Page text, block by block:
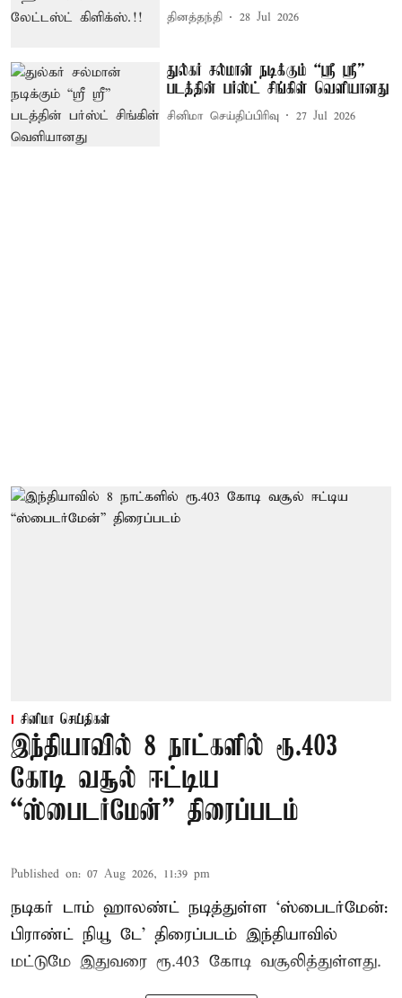
தினத்தந்தி 28 Jul 2026
துல்கர் சல்மான் நடிக்கும் “ஸ்ரீ ஸ்ரீ”
படத்தின் பர்ஸ்ட் சிங்கிள் வெளியானது
சினிமா செய்திப்பிரிவு 27 Jul 2026
சினிமா செய்திகள்
இந்தியாவில் 8 நாட்களில் ரூ.403
கோடி வசூல் ஈட்டிய
“ஸ்பைடர்மேன்” திரைப்படம்
Published on: 07 Aug 2026, 11:39 pm
நடிகர் டாம் ஹாலண்ட் நடித்துள்ள ‘ஸ்பைடர்மேன்:
பிராண்ட் நியூ டே’ திரைப்படம் இந்தியாவில்
மட்டுமே இதுவரை ரூ.403 கோடி வசூலித்துள்ளது.